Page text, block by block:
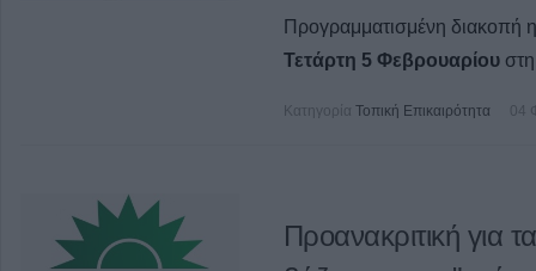
Προγραμματισμένη διακοπή
Τετάρτη 5 Φεβρουαρίουστη
Κατηγορία Τοπική Επικαιρότητα 04
Προανακριτική για